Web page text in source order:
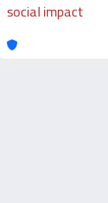
social impact